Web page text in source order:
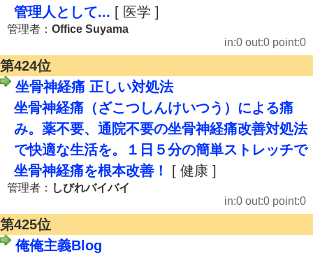
管理人として... [ 医学 ]
管理者： Office Suyama
in:0 out:0 point:0
第424位
坐骨神経痛 正しい対処法
坐骨神経痛（ざこつしんけいつう）による痛
み。薬不要、通院不要の坐骨神経痛改善対処法
で快適な生活を。１日５分の簡単ストレッチで
坐骨神経痛を根本改善！
[ 健康 ]
管理者： しびれバイバイ
in:0 out:0 point:0
第425位
俺俺主義Blog